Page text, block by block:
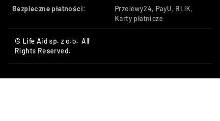
Bezpieczne płatności:
Przelewy24, PayU, BLIK,
Karty płatnicze
© Life Aid sp. z o.o. All
Rights Reserved.